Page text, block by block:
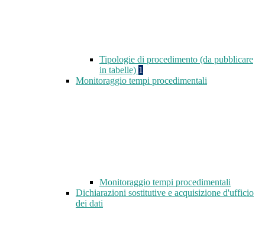
Tipologie di procedimento (da pubblicare
in tabelle) 1
Monitoraggio tempi procedimentali
Monitoraggio tempi procedimentali
Dichiarazioni sostitutive e acquisizione d'ufficio
dei dati